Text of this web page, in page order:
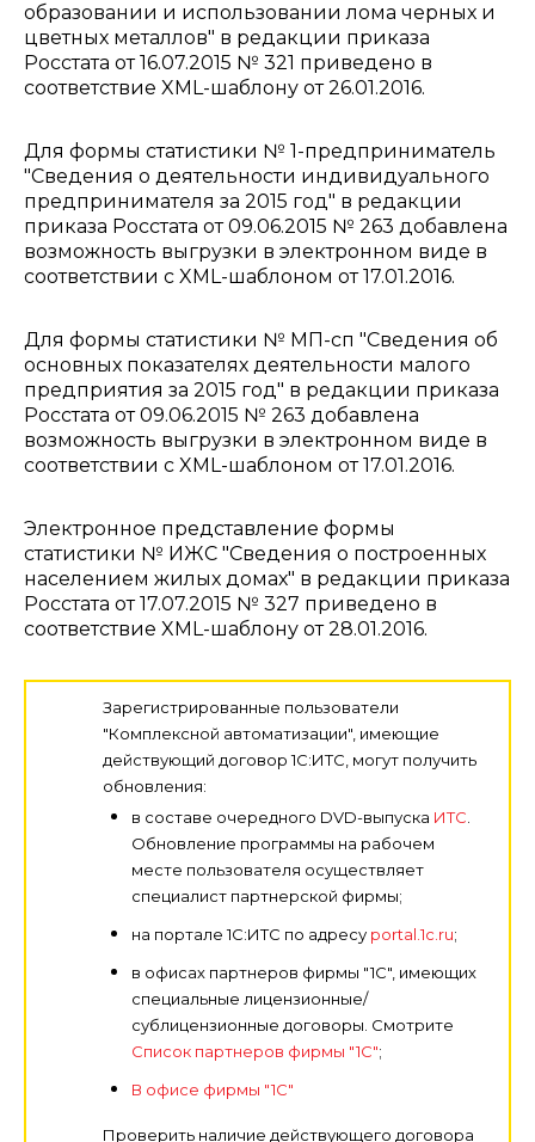
образовании и использовании лома черных и
цветных металлов" в редакции приказа
Росстата от 16.07.2015 № 321 приведено в
соответствие XML-шаблону от 26.01.2016.
Для формы статистики № 1-предприниматель
"Сведения о деятельности индивидуального
предпринимателя за 2015 год" в редакции
приказа Росстата от 09.06.2015 № 263 добавлена
возможность выгрузки в электронном виде в
соответствии с XML-шаблоном от 17.01.2016.
Для формы статистики № МП-сп "Сведения об
основных показателях деятельности малого
предприятия за 2015 год" в редакции приказа
Росстата от 09.06.2015 № 263 добавлена
возможность выгрузки в электронном виде в
соответствии с XML-шаблоном от 17.01.2016.
Электронное представление формы
статистики № ИЖС "Сведения о построенных
населением жилых домах" в редакции приказа
Росстата от 17.07.2015 № 327 приведено в
соответствие XML-шаблону от 28.01.2016.
Зарегистрированные пользователи
"Комплексной автоматизации", имеющие
действующий договор 1С:ИТС, могут получить
обновления:
в составе очередного DVD-выпуска ИТС
Обновление программы на рабочем
месте пользователя осуществляет
специалист партнерской фирмы;
на портале 1С:ИТС по адресу portal.1c.ru;
в офисах партнеров фирмы "1С", имеющих
специальные лицензионные/
сублицензионные договоры. Смотрите
Список партнеров фирмы "1С";
В офисе фирмы "1С"
Проверить наличие действующего договора